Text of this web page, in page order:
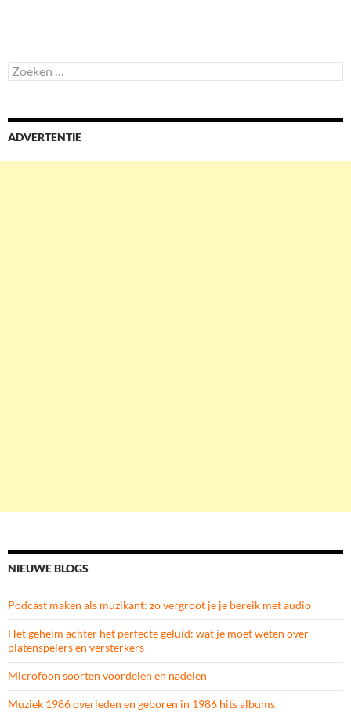
Zoeken
naar:
ADVERTENTIE
NIEUWE BLOGS
Podcast maken als muzikant: zo vergroot je je bereik met audio
Het geheim achter het perfecte geluid: wat je moet weten over
platenspelers en versterkers
Microfoon soorten voordelen en nadelen
Muziek 1986 overleden en geboren in 1986 hits albums